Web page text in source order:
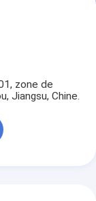
zone de
Jiangsu, Chine.